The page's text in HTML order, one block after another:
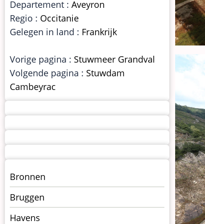
Departement : Aveyron
Regio : Occitanie
Gelegen in land : Frankrijk
Vorige pagina : Stuwmeer Grandval
Volgende pagina : Stuwdam
Cambeyrac
Menu
kunstwerken
op
kunstwerkpagina
Bronnen
Bruggen
Havens